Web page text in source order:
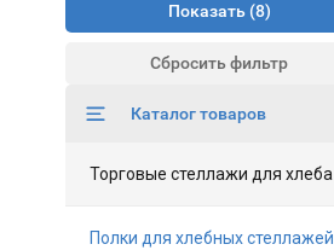
Показать
Сбросить фильтр
Каталог товаров
Торговые стеллажи для хлеба
Полки для хлебных стеллажей